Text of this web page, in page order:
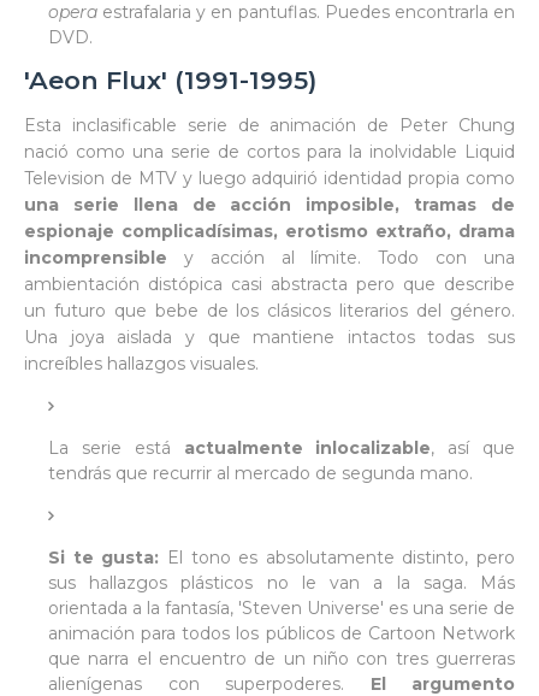
opera estrafalaria y en pantuflas. Puedes encontrarla en
DVD.
'Aeon Flux' (1991-1995)
Esta inclasificable serie de animación de Peter Chung
nació como una serie de cortos para la inolvidable Liquid
Television de MTV y luego adquirió identidad propia como
una serie llena de acción imposible, tramas de
espionaje complicadísimas, erotismo extraño, drama
incomprensible y acción al límite. Todo con una
ambientación distópica casi abstracta pero que describe
un futuro que bebe de los clásicos literarios del género.
Una joya aislada y que mantiene intactos todas sus
increíbles hallazgos visuales.
La serie está actualmente inlocalizable, así que
tendrás que recurrir al mercado de segunda mano.
Si te gusta: El tono es absolutamente distinto, pero
sus hallazgos plásticos no le van a la saga. Más
orientada a la fantasía, 'Steven Universe' es una serie de
animación para todos los públicos de Cartoon Network
que narra el encuentro de un niño con tres guerreras
alienígenas con superpoderes. El argumento